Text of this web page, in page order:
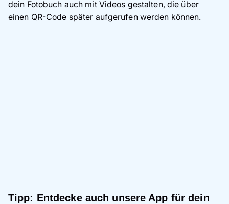
dein Fotobuch auch mit Videos gestalten, die über
einen QR-Code später aufgerufen werden können.
Tipp: Entdecke auch unsere App für dein